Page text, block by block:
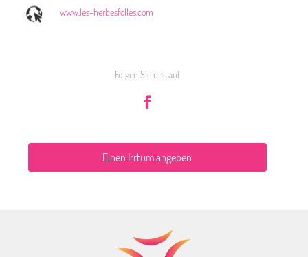
www.les-herbesfolles.com
Folgen Sie uns auf
Einen Irrtum angeben